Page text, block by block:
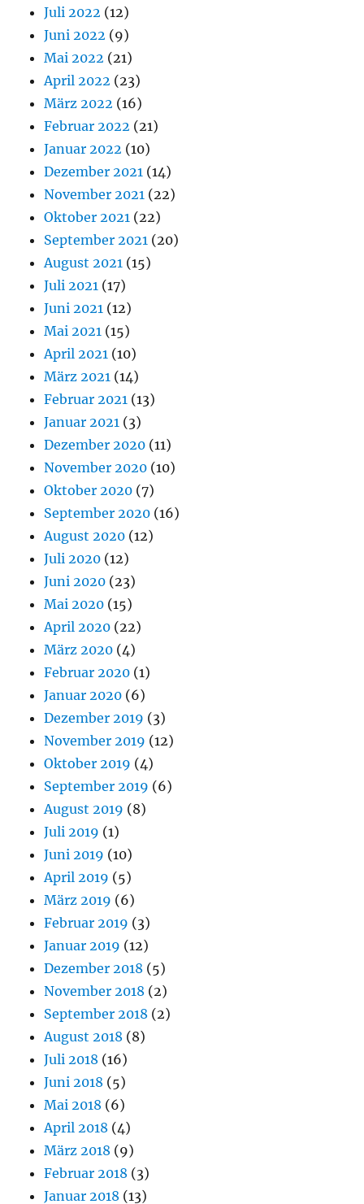
Juli 2022 (12)
Juni 2022 (9)
Mai 2022 (21)
April 2022 (23)
März 2022 (16)
Februar 2022 (21)
Januar 2022 (10)
Dezember 2021 (14)
November 2021 (22)
Oktober 2021 (22)
September 2021 (20)
August 2021 (15)
Juli 2021 (17)
Juni 2021 (12)
Mai 2021 (15)
April 2021 (10)
März 2021 (14)
Februar 2021 (13)
Januar 2021 (3)
Dezember 2020 (11)
November 2020 (10)
Oktober 2020 (7)
September 2020 (16)
August 2020 (12)
Juli 2020 (12)
Juni 2020 (23)
Mai 2020 (15)
April 2020 (22)
März 2020 (4)
Februar 2020 (1)
Januar 2020 (6)
Dezember 2019 (3)
November 2019 (12)
Oktober 2019 (4)
September 2019 (6)
August 2019 (8)
Juli 2019 (1)
Juni 2019 (10)
April 2019 (5)
März 2019 (6)
Februar 2019 (3)
Januar 2019 (12)
Dezember 2018 (5)
November 2018 (2)
September 2018 (2)
August 2018 (8)
Juli 2018 (16)
Juni 2018 (5)
Mai 2018 (6)
April 2018 (4)
März 2018 (9)
Februar 2018 (3)
Januar 2018 (13)